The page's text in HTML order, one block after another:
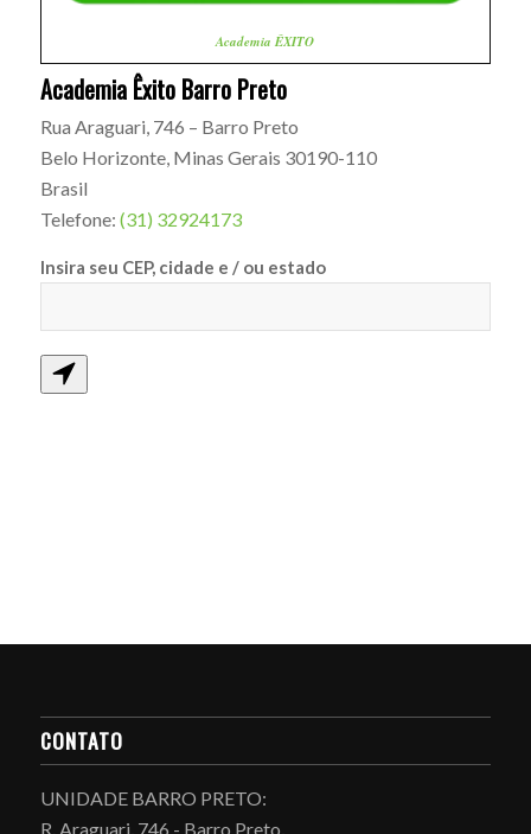
Academia ÊXITO
Academia Êxito Barro Preto
Rua Araguari, 746 – Barro Preto
Belo Horizonte, Minas Gerais 30190-110
Brasil
Telefone: (31) 32924173
Insira seu CEP, cidade e / ou estado
CONTATO
UNIDADE BARRO PRETO:
R. Araguari, 746 - Barro Preto,